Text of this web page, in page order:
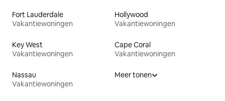
Fort Lauderdale
Vakantiewoningen
Hollywood
Vakantiewoningen
Key West
Vakantiewoningen
Cape Coral
Vakantiewoningen
Nassau
Vakantiewoningen
Meer tonen